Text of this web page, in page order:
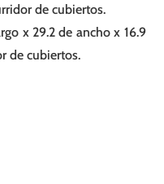
de cubiertos.
x 29.2 de ancho x 16.9
de cubiertos.